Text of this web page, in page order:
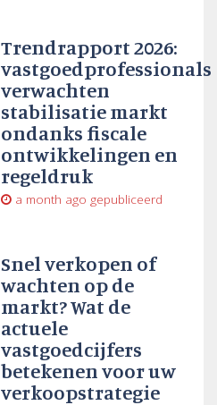
Trendrapport 2026:
vastgoedprofessionals
verwachten
stabilisatie markt
ondanks fiscale
ontwikkelingen en
regeldruk
a month ago gepubliceerd
Snel verkopen of
wachten op de
markt? Wat de
actuele
vastgoedcijfers
betekenen voor uw
verkoopstrategie